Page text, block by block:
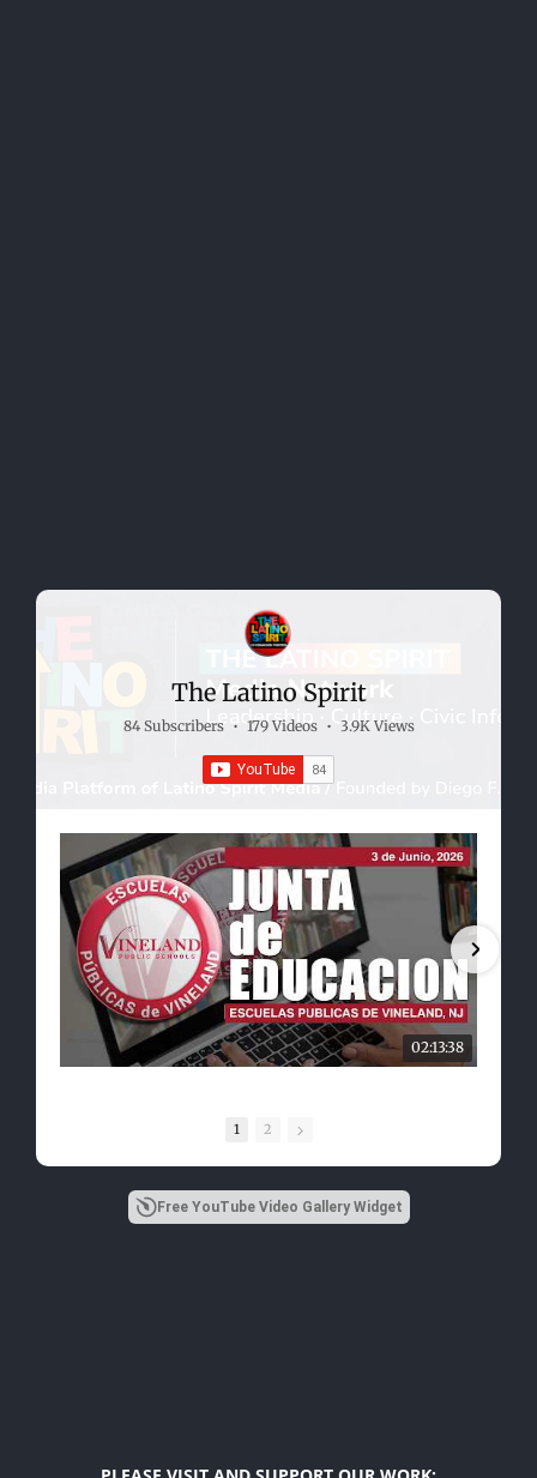
The Latino Spirit
84 Subscribers • 179 Videos • 3.9K Views
02:13:38
1 2
Free YouTube Video Gallery Widget